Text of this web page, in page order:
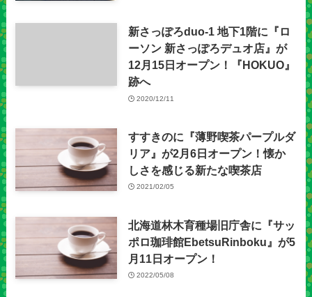
新さっぽろduo-1 地下1階に『ロ
ーソン 新さっぽろデュオ店』が
12月15日オープン！『HOKUO』
跡へ
2020/12/11
すすきのに『薄野喫茶パープルダ
リア』が2月6日オープン！懐か
しさを感じる新たな喫茶店
2021/02/05
北海道林木育種場旧庁舎に『サッ
ポロ珈琲館EbetsuRinboku』が5
月11日オープン！
2022/05/08